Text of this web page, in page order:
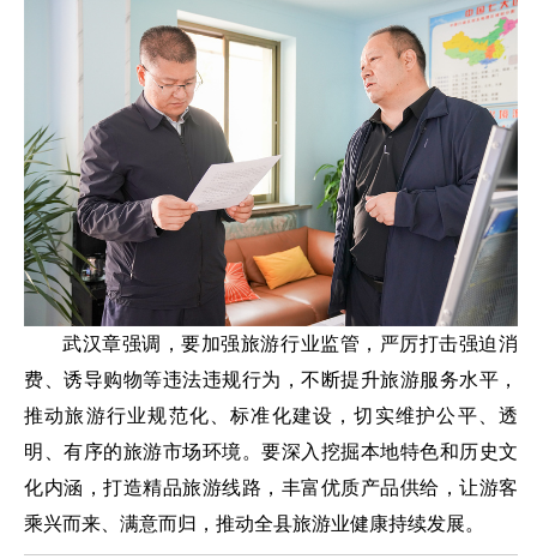
武汉章强调，要加强旅游行业监管，严厉打击强迫消
费、诱导购物等违法违规行为，不断提升旅游服务水平，
推动旅游行业规范化、标准化建设，切实维护公平、透
明、有序的旅游市场环境。要深入挖掘本地特色和历史文
化内涵，打造精品旅游线路，丰富优质产品供给，让游客
乘兴而来、满意而归，推动全县旅游业健康持续发展。